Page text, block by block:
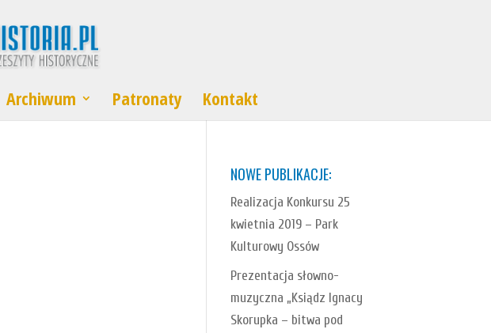
Archiwum Patronaty Kontakt
NOWE PUBLIKACJE:
Realizacja Konkursu 25
kwietnia 2019 – Park
Kulturowy Ossów
Prezentacja słowno-
muzyczna „Ksiądz Ignacy
Skorupka – bitwa pod